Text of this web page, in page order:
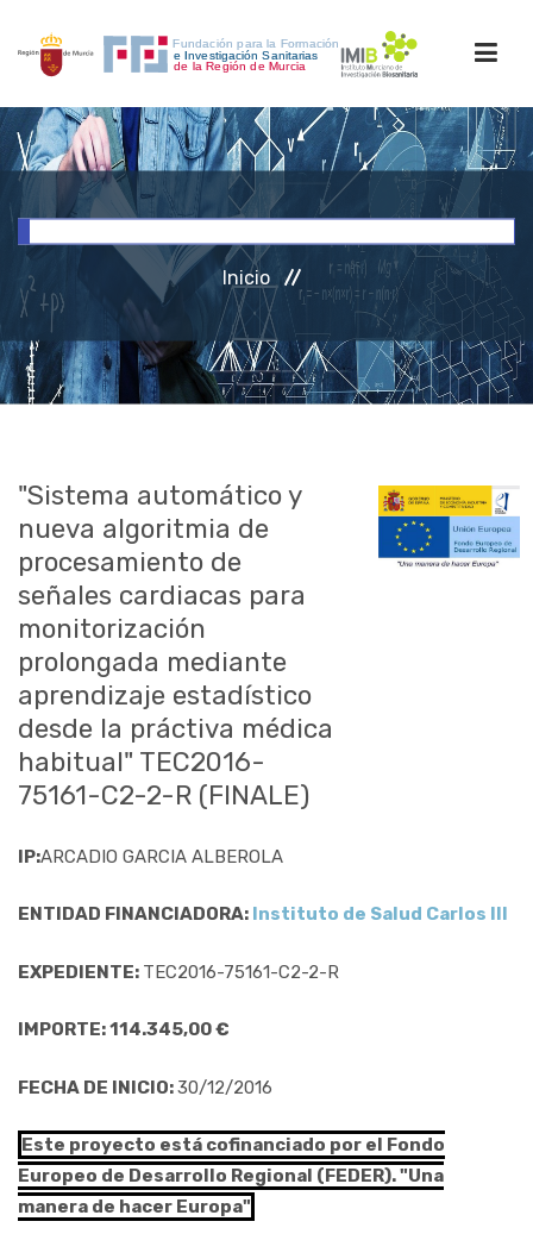
INICIO
INVESTIGACIÓN
RRHH
ACCESO PERSONAL
Inicio
"Sistema automático y
nueva algoritmia de
procesamiento de
señales cardiacas para
monitorización
prolongada mediante
aprendizaje estadístico
desde la práctiva médica
habitual" TEC2016-
75161-C2-2-R (FINALE)
IP:ARCADIO GARCIA ALBEROLA
ENTIDAD FINANCIADORA: Instituto de Salud Carlos III
EXPEDIENTE: TEC2016-75161-C2-2-R
IMPORTE: 114.345,00 €
FECHA DE INICIO:30/12/2016
Este proyecto está cofinanciado por el Fondo
Europeo de Desarrollo Regional (FEDER). "Una
manera de hacer Europa"